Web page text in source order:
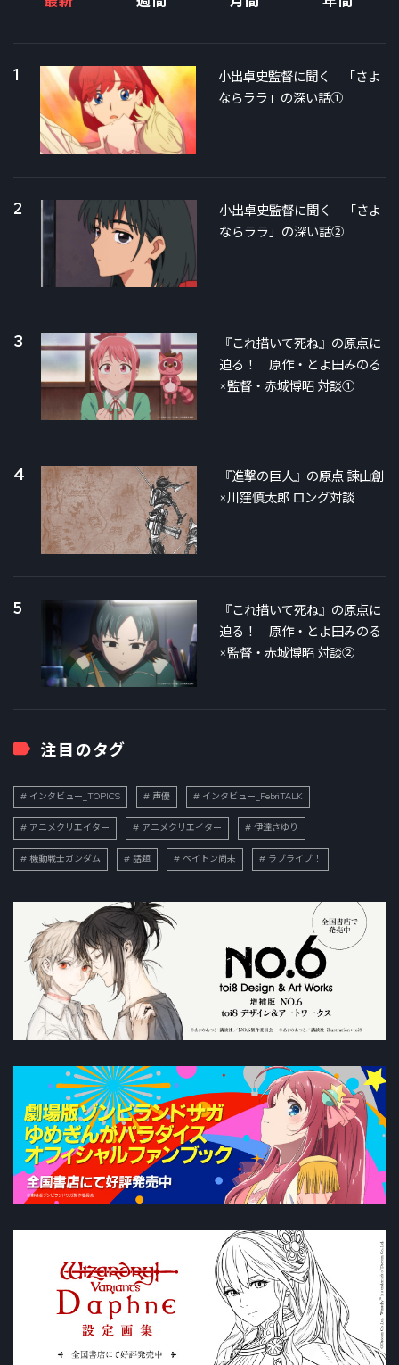
1
小出卓史監督に聞く 「さよ
ならララ」の深い話①
2
小出卓史監督に聞く 「さよ
ならララ」の深い話②
3
『これ描いて死ね』の原点に
迫る！ 原作・とよ田みのる
×監督・赤城博昭 対談①
4
『進撃の巨人』の原点 諫山創
×川窪慎太郎 ロング対談
5
『これ描いて死ね』の原点に
迫る！ 原作・とよ田みのる
×監督・赤城博昭 対談②
注目のタグ
インタビュー_TOPICS 声優 インタビュー_FebriTALK
アニメクリエイター アニメクリエイター 伊達さゆり
機動戦士ガンダム 話題 ペイトン尚未 ラブライブ！